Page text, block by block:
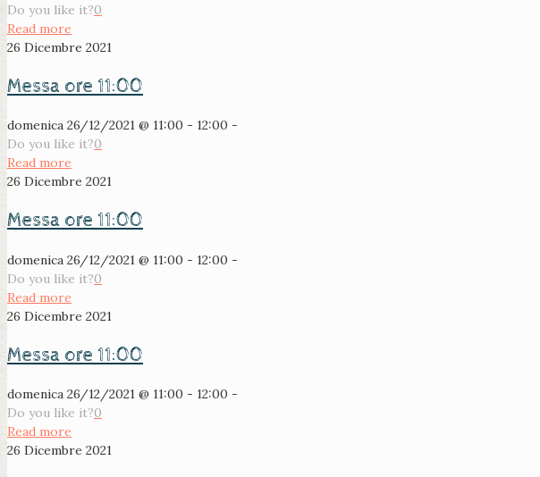
Do you like it?0
Read more
26 Dicembre 2021
Messa ore 11:00
domenica 26/12/2021 @ 11:00 - 12:00 -
Do you like it?0
Read more
26 Dicembre 2021
Messa ore 11:00
domenica 26/12/2021 @ 11:00 - 12:00 -
Do you like it?0
Read more
26 Dicembre 2021
Messa ore 11:00
domenica 26/12/2021 @ 11:00 - 12:00 -
Do you like it?0
Read more
26 Dicembre 2021